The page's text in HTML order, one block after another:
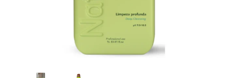
Оплата и доставка
Часто задаваемые вопросы